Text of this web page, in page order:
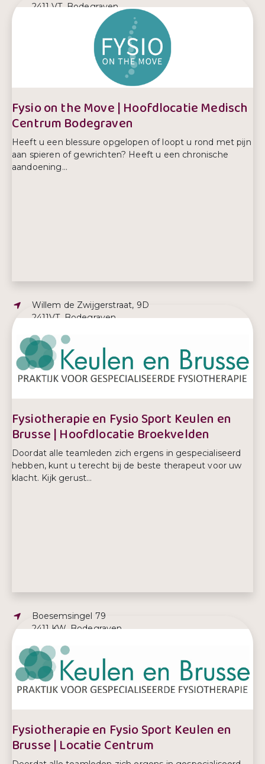
2411 VT, Bodegraven
dietistemirjam@gmail.com
Telefoonnummer:
Fysio on the Move | Hoofdlocatie Medisch
Centrum Bodegraven
Heeft u een blessure opgelopen of loopt u rond met pijn
aan spieren of gewrichten? Heeft u een chronische
aandoening...
Adres:
Willem de Zwijgerstraat, 9D
2411VT, Bodegraven
E-mailadres:
administratie@fysioonthemove.nl
Telefoonnummer:
0172 651 620
Fysiotherapie en Fysio Sport Keulen en
Brusse | Hoofdlocatie Broekvelden
Doordat alle teamleden zich ergens in gespecialiseerd
hebben, kunt u terecht bij de beste therapeut voor uw
klacht. Kijk gerust...
Adres:
Boesemsingel 79
2411 KW, Bodegraven
E-mailadres:
fysiotherapie@keulen-brusse.nl
Telefoonnummer:
0172 612 520
Fysiotherapie en Fysio Sport Keulen en
Brusse | Locatie Centrum